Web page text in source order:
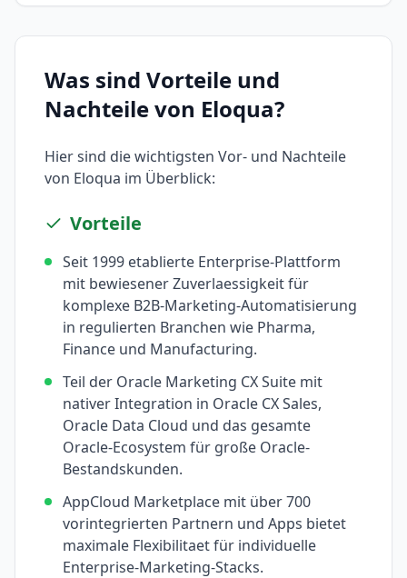
Was sind Vorteile und
Nachteile von Eloqua?
Hier sind die wichtigsten Vor- und Nachteile
von Eloqua im Überblick:
Vorteile
Seit 1999 etablierte Enterprise-Plattform
mit bewiesener Zuverlaessigkeit für
komplexe B2B-Marketing-Automatisierung
in regulierten Branchen wie Pharma,
Finance und Manufacturing.
Teil der Oracle Marketing CX Suite mit
nativer Integration in Oracle CX Sales,
Oracle Data Cloud und das gesamte
Oracle-Ecosystem für große Oracle-
Bestandskunden.
AppCloud Marketplace mit über 700
vorintegrierten Partnern und Apps bietet
maximale Flexibilitaet für individuelle
Enterprise-Marketing-Stacks.